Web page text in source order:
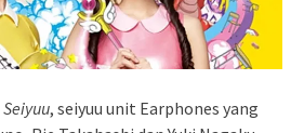
, seiyuu unit Earphones yang